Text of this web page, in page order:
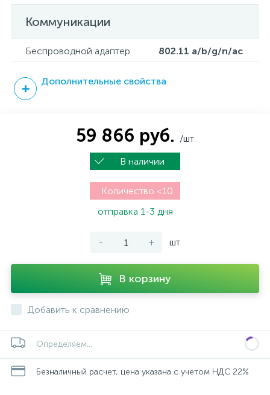
Коммуникации
Беспроводной адаптер 802.11 a/b/g/n/ac
Дополнительные свойства
59 866 руб. /шт
В наличии
Количество <10
отправка 1-3 дня
- + шт
В корзину
Добавить к сравнению
Определяем...
Безналичный расчет, цена указана с учетом НДС 22%